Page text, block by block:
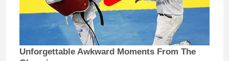
Unforgettable Awkward Moments From The